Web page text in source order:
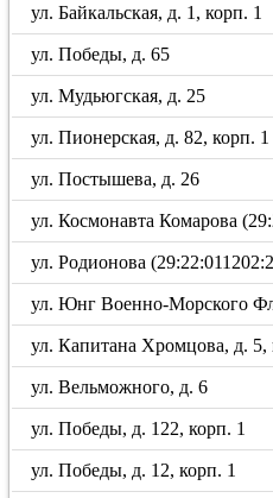
ул. Байкальская, д. 1, корп. 1
ул. Победы, д. 65
ул. Мудьюгская, д. 25
ул. Пионерская, д. 82, корп. 1
ул. Постышева, д. 26
ул. Космонавта Комарова
ул. Родионова
ул. Юнг Военно-Морского
ул. Капитана Хромцова, д. 5,
ул. Вельможного, д. 6
ул. Победы, д. 122, корп. 1
ул. Победы, д. 12, корп. 1